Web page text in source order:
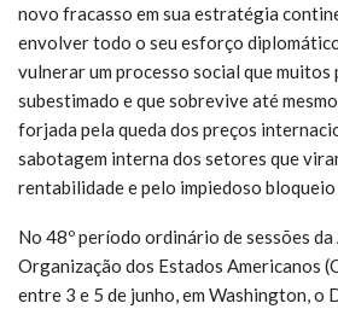
novo fracasso em sua estratégia
envolver todo o seu esforço
vulnerar um processo social que muitos
subestimado e que sobrevive até
forjada pela queda dos preços
sabotagem interna dos setores que
rentabilidade e pelo impiedoso
No 48º período ordinário de sessões da
Organização dos Estados Americanos
entre 3 e 5 de junho, em Washington, o